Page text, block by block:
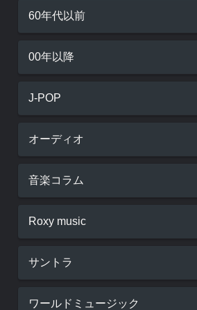
60年代以前
00年以降
J-POP
オーディオ
音楽コラム
Roxy music
サントラ
ワールドミュージック